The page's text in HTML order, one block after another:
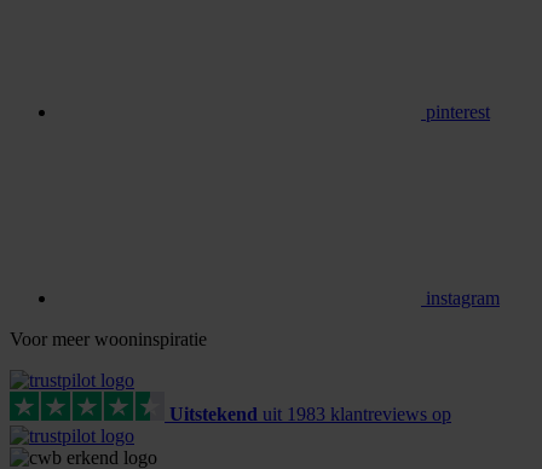
pinterest
instagram
Voor meer wooninspiratie
Uitstekend uit 1983 klantreviews op